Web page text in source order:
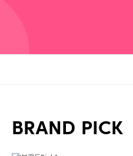
BRAND PICK